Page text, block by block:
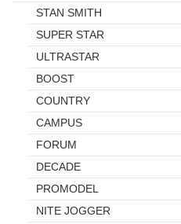
STAN SMITH
SUPER STAR
ULTRASTAR
BOOST
COUNTRY
CAMPUS
FORUM
DECADE
PROMODEL
NITE JOGGER